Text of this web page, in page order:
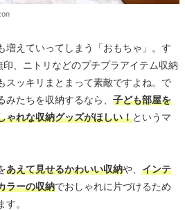
増えていってしまう「おもちゃ」。す
、ニトリなどのプチプラアイテム収納
スッキリまとまって素敵ですよね。で
たちを収納するなら、 子ども部屋を
ゃれな収納グッズがほしい！というマ
あえて見せるかわいい収納や、 インテ
ラーの収納でおしゃれに片づけるため
。